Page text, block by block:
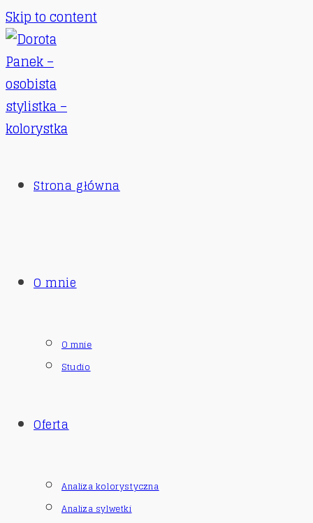
Skip to content
Strona główna
O mnie
O mnie
Studio
Oferta
Analiza kolorystyczna
Analiza sylwetki